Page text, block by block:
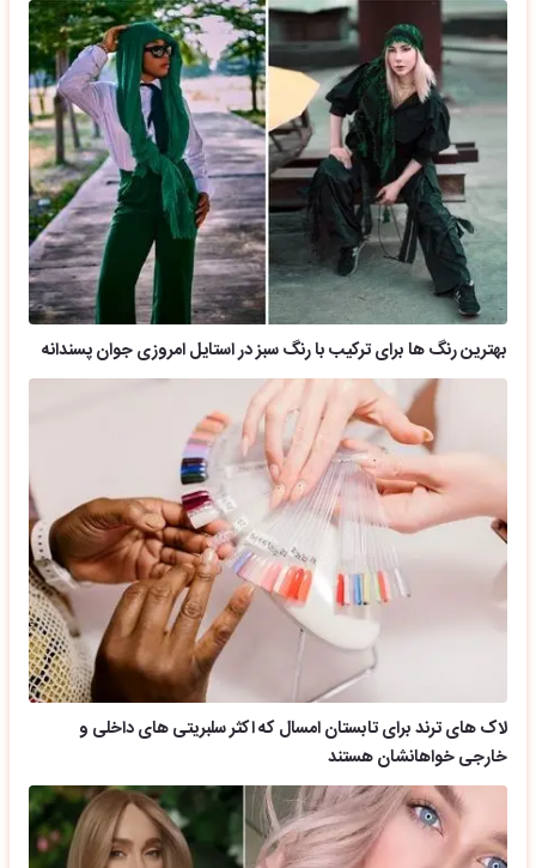
بهترین رنگ ها برای ترکیب با رنگ سبز در استایل امروزی جوان پسندانه
لاک های ترند برای تابستان امسال که اکثر سلبریتی های داخلی و
خارجی خواهانشان هستند